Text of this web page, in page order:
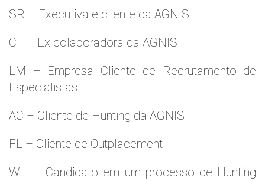
SR – Executiva e cliente da AGNIS
CF – Ex colaboradora da AGNIS
LM – Empresa Cliente de Recrutamento de
Especialistas
AC – Cliente de Hunting da AGNIS
FL – Cliente de Outplacement
WH – Candidato em um processo de Hunting